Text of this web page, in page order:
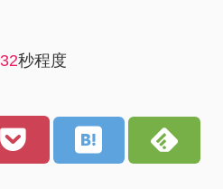
32秒程度